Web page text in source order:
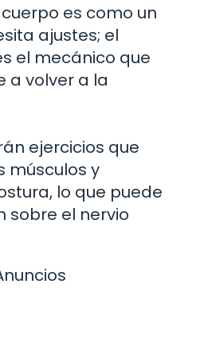
es como un
ajustes; el
el mecánico que
a volver a la
ejercicios que
músculos y
lo que puede
sobre el nervio